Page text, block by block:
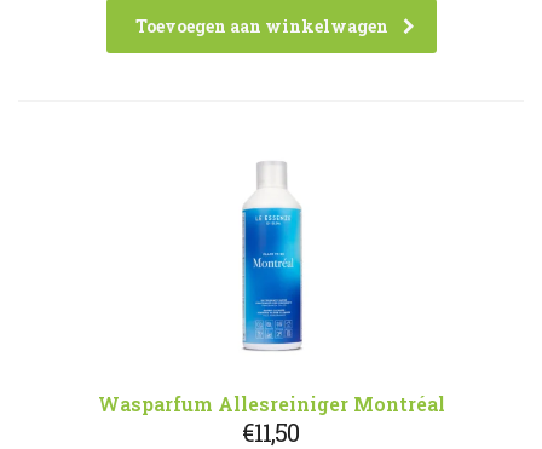
Toevoegen aan winkelwagen
Wasparfum Allesreiniger Montréal
€11,50